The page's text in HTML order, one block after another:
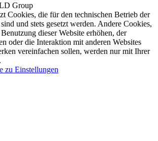
Group
Cookies, die für den technischen Betrieb der
und stets gesetzt werden. Andere Cookies,
dieser Website erhöhen, der
oder die Interaktion mit anderen Websites
vereinfachen sollen, werden nur mit Ihrer
zu Einstellungen